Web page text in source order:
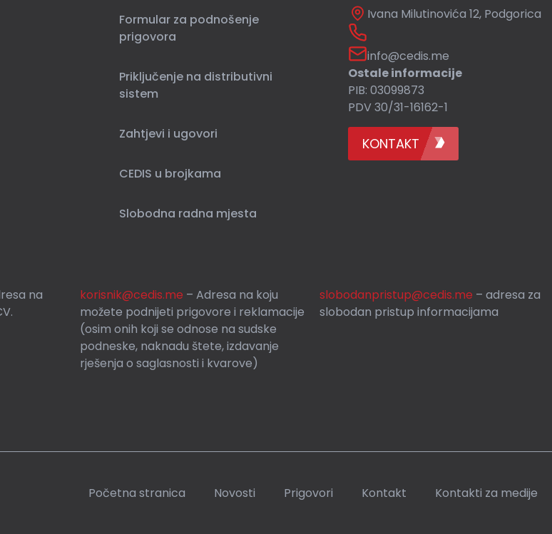
Formular za podnošenje
prigovora
Priključenje na distributivni
sistem
Zahtjevi i ugovori
CEDIS u brojkama
Slobodna radna mjesta
Ivana Milutinovića 12, Podgorica
info@cedis.me
Ostale informacije
PIB: 03099873
PDV 30/31-16162-1
KONTAKT
na
korisnik@cedis.me – Adresa na koju
možete podnijeti prigovore i reklamacije
(osim onih koji se odnose na sudske
podneske, naknadu štete, izdavanje
rješenja o saglasnosti i kvarove)
slobodanpristup@cedis.me – adresa za
slobodan pristup informacijama
Početna stranica Novosti Prigovori Kontakt Kontakti za medije